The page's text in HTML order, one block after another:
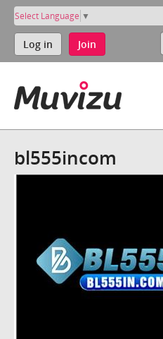
Select Language ▼
Log in Join
bl555incom